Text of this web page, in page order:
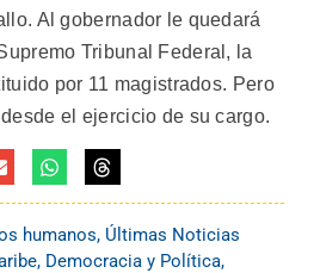
Al gobernador le quedará
Tribunal Federal, la
por 11 magistrados. Pero
el ejercicio de su cargo.
humanos, Últimas Noticias
, Democracia y Política,